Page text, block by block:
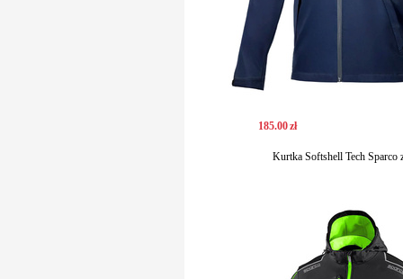
185.00zł
Kurtka Softshell Tech Sparco